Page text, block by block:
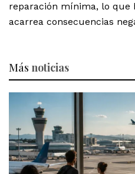
reparación mínima, lo que
acarrea consecuencias
Más noticias